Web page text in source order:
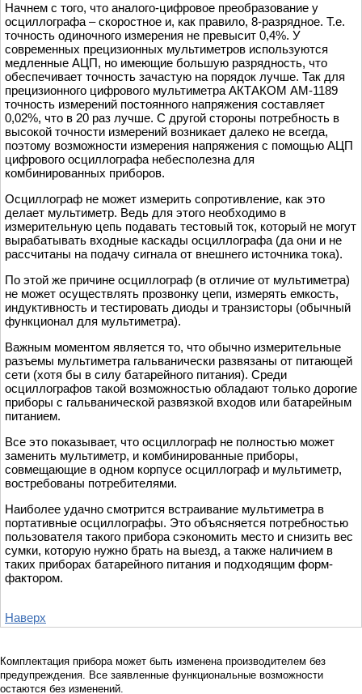
Начнем с того, что аналого-цифровое преобразование у
осциллографа – скоростное и, как правило, 8-разрядное. Т.е.
точность одиночного измерения не превысит 0,4%. У
современных прецизионных мультиметров используются
медленные АЦП, но имеющие большую разрядность, что
обеспечивает точность зачастую на порядок лучше. Так для
прецизионного цифрового мультиметра АКТАКОМ АМ-1189
точность измерений постоянного напряжения составляет
0,02%, что в 20 раз лучше. С другой стороны потребность в
высокой точности измерений возникает далеко не всегда,
поэтому возможности измерения напряжения с помощью АЦП
цифрового осциллографа небесполезна для
комбинированных приборов.
Осциллограф не может измерить сопротивление, как это
делает мультиметр. Ведь для этого необходимо в
измерительную цепь подавать тестовый ток, который не могут
вырабатывать входные каскады осциллографа (да они и не
рассчитаны на подачу сигнала от внешнего источника тока).
По этой же причине осциллограф (в отличие от мультиметра)
не может осуществлять прозвонку цепи, измерять емкость,
индуктивность и тестировать диоды и транзисторы (обычный
функционал для мультиметра).
Важным моментом является то, что обычно измерительные
разъемы мультиметра гальванически развязаны от питающей
сети (хотя бы в силу батарейного питания). Среди
осциллографов такой возможностью обладают только дорогие
приборы с гальванической развязкой входов или батарейным
питанием.
Все это показывает, что осциллограф не полностью может
заменить мультиметр, и комбинированные приборы,
совмещающие в одном корпусе осциллограф и мультиметр,
востребованы потребителями.
Наиболее удачно смотрится встраивание мультиметра в
портативные осциллографы. Это объясняется потребностью
пользователя такого прибора сэкономить место и снизить вес
сумки, которую нужно брать на выезд, а также наличием в
таких приборах батарейного питания и подходящим форм-
фактором.
Наверх
Комплектация прибора может быть изменена производителем без
предупреждения. Все заявленные функциональные возможности
остаются без изменений.